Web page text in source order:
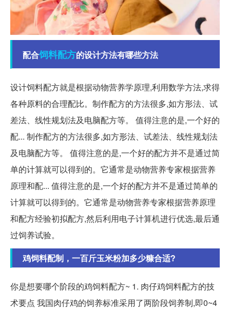
配合饲料配方的设计方法有哪些方法
设计饲料配方就是根据动物营养学原理,利用数学方法,求得
各种原料的合理配比。制作配方的方法很多,如方形法、试
差法、线性规划法及电脑配方等。 值得注意的是,一个好的
配... 制作配方的方法很多,如方形法、试差法、线性规划法
及电脑配方等。 值得注意的是,一个好的配方并不是通过简
单的计算就可以得到的。它通常是动物营养专家根据营养
原理和配... 值得注意的是,一个好的配方并不是通过简单的
计算就可以得到的。它通常是动物营养专家根据营养原理
和配方经验初拟配方,然后利用电子计算机进行优选,最后通
过饲养试验。
鸡饲料配制，一百斤玉米粉加多少糠合适?
你是想要哪个阶段的鸡饲料配方~ 1. 肉仔鸡饲料配方的技
术要点 我国肉仔鸡的饲养标准采用了两阶段饲养制,即0~4